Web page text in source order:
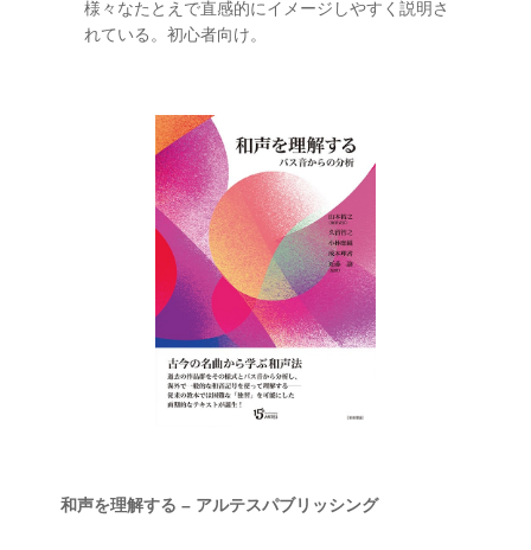
様々なたとえで直感的にイメージしやすく説明さ
れている。初心者向け。
和声を理解する – アルテスパブリッシング